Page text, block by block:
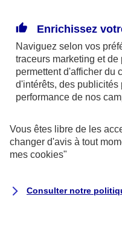
Votre médecin
complet. Il vous
complémentaires et
afin de dater
grossesse.
Cette visite est
dossier médical.
traitements en cours,
Enrichissez
Naviguez selon vos
traceurs marketing et
permettent d'afficher du
d'intérêts, des
performance de nos
Vous êtes libre de les
changer d'avis à tout
mes cookies"
Consulter notre